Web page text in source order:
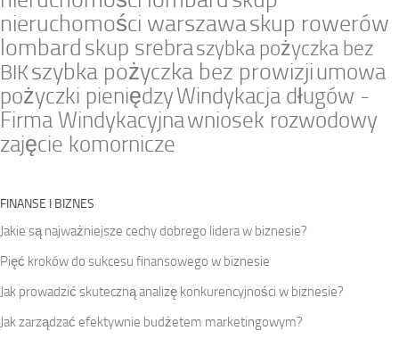
nieruchomości warszawaskup rowerów
lombard skup srebraszybka pożyczka bez
BIKszybka pożyczka bez prowizjiumowa
pożyczki pieniędzyWindykacja długów -
Firma Windykacyjnawniosek rozwodowy
zajęcie komornicze
FINANSE I BIZNES
Jakie są najważniejsze cechy dobrego lidera w biznesie?
Pięć kroków do sukcesu finansowego w biznesie
Jak prowadzić skuteczną analizę konkurencyjności w biznesie?
Jak zarządzać efektywnie budżetem marketingowym?